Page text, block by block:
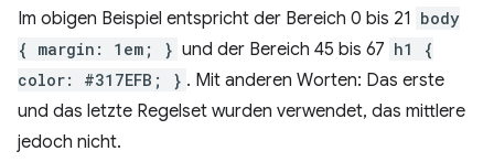
Im obigen Beispiel entspricht der Bereich 0 bis 21 body
{ margin: 1em; } und der Bereich 45 bis 67 h1 {
color: #317EFB; } . Mit anderen Worten: Das erste
und das letzte Regelset wurden verwendet, das mittlere
jedoch nicht.